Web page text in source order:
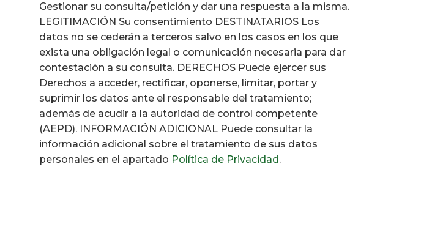
Gestionar su consulta/petición y dar una respuesta a la misma.
LEGITIMACIÓN Su consentimiento DESTINATARIOS Los
datos no se cederán a terceros salvo en los casos en los que
exista una obligación legal o comunicación necesaria para dar
contestación a su consulta. DERECHOS Puede ejercer sus
Derechos a acceder, rectificar, oponerse, limitar, portar y
suprimir los datos ante el responsable del tratamiento;
además de acudir a la autoridad de control competente
(AEPD). INFORMACIÓN ADICIONAL Puede consultar la
información adicional sobre el tratamiento de sus datos
personales en el apartado Política de Privacidad.